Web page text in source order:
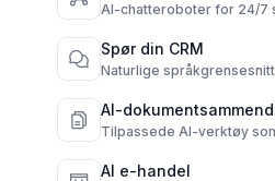
AI-chatteroboter for 24/7
Spør din CRM
Naturlige
AI-
Tilpassede AI-verktøy
AI e-handel